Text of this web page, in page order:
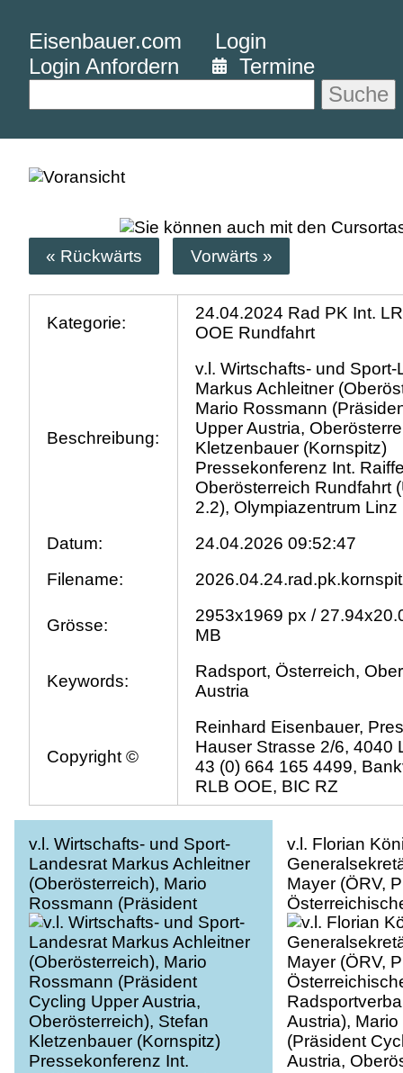
Eisenbauer.com
Login
Login Anfordern
Termine
Suche
« Rückwärts Vorwärts »
Kategorie:
24.04.2024 Rad PK Int.
OOE Rundfahrt
Beschreibung:
v.l. Wirtschafts- und
Markus Achleitner
Mario Rossmann
Upper Austria,
Kletzenbauer (Kornspitz)
Pressekonferenz Int.
Oberösterreich Rundfahrt
2.2), Olympiazentrum Linz
Datum:
24.04.2026 09:52:47
Filename:
Grösse:
2953x1969 px /
MB
Keywords:
Radsport, Österreich,
Austria
Copyright ©
Reinhard Eisenbauer,
Hauser Strasse 2/6, 4040
43 (0) 664 165 4499,
RLB OOE, BIC RZ
v.l. Wirtschafts- und Sport-
Landesrat Markus Achleitner
(Oberösterreich), Mario
Rossmann (Präsident
Cycling Upper Austria,
Oberösterreich), Stefan
Kletzenbauer (Kornspitz)
Pressekonferenz Int.
Raiffeisen Oberösterreich
Rundfahrt (UCI Kat. 2.2),
Olympiazentrum Linz
v.l. Florian
Mayer (ÖRV,
Austria),
(Präsident
Austria,
Raiffeisen
Rundfahrt